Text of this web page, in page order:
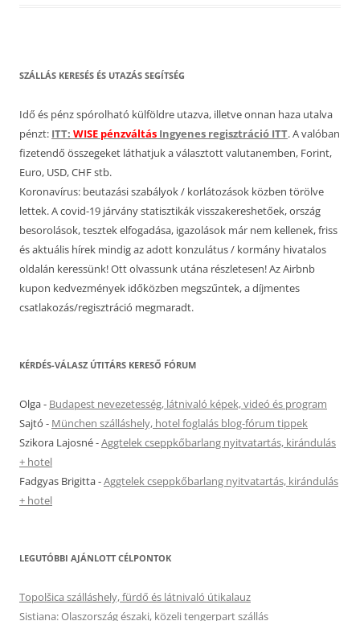
SZÁLLÁS KERESÉS ÉS UTAZÁS SEGÍTSÉG
Idő és pénz spórolható külföldre utazva, illetve onnan haza utalva
pénzt: ITT: WISE pénzváltás Ingyenes regisztráció ITT. A valóban
fizetendő összegeket láthatjuk a választott valutanemben, Forint,
Euro, USD, CHF stb.
Koronavírus: beutazási szabályok / korlátozások közben törölve
lettek. A covid-19 járvány statisztikák visszakereshetőek, ország
besorolások, tesztek elfogadása, igazolások már nem kellenek, friss
és aktuális hírek mindig az adott konzulátus / kormány hivatalos
oldalán keressünk! Ott olvassunk utána részletesen! Az Airbnb
kupon kedvezmények időközben megszűntek, a díjmentes
csatlakozás/regisztráció megmaradt.
KÉRDÉS-VÁLASZ ÚTITÁRS KERESŐ FÓRUM
Olga- Budapest nevezetesség, látnivaló képek, videó és program
Sajtó - München szálláshely, hotel foglalás blog-fórum tippek
Szikora Lajosné-Aggtelek cseppkőbarlang nyitvatartás, kirándulás
+ hotel
Fadgyas Brigitta-Aggtelek cseppkőbarlang nyitvatartás, kirándulás
+ hotel
LEGUTÓBBI AJÁNLOTT CÉLPONTOK
Topolšica szálláshely, fürdő és látnivaló útikalauz
Sistiana: Olaszország északi, közeli tengerpart szállás